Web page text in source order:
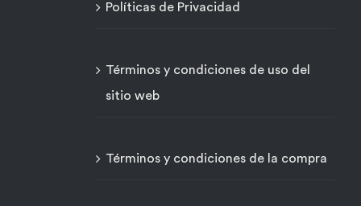
Políticas de Privacidad
Términos y condiciones de uso del
sitio web
Términos y condiciones de la compra